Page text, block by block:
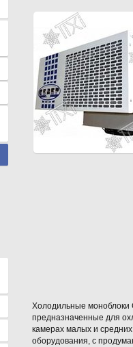
Холодильные
предназначенные для
камерах малых и
оборудования, с